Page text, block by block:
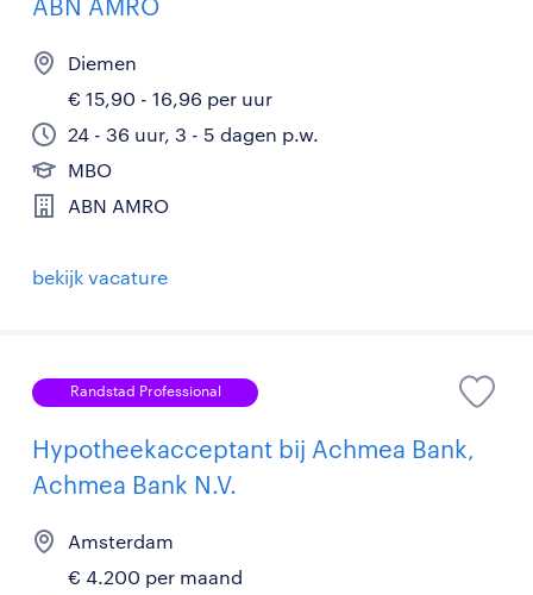
ABN AMRO
Diemen
€ 15,90 - 16,96 per uur
24 - 36 uur, 3 - 5 dagen p.w.
MBO
ABN AMRO
bekijk vacature
Randstad Professional
Hypotheekacceptant bij Achmea Bank,
Achmea Bank N.V.
Amsterdam
€ 4.200 per maand